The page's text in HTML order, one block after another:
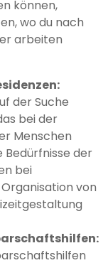
können,
wo du nach
arbeiten
der Suche
bei der
Menschen
Bedürfnisse der
bei
von